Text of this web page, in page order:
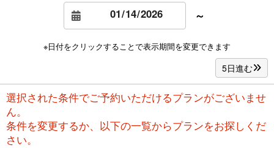
～
※日付をクリックすることで表示期間を変更できます
5日進む
選択された条件でご予約いただけるプランがございませ
ん。
条件を変更するか、以下の一覧からプランをお探しくだ
さい。